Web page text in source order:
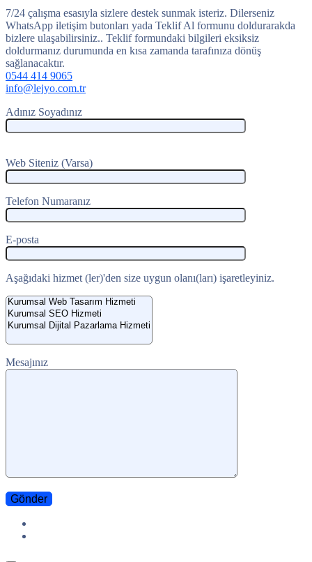
7/24 çalışma esasıyla sizlere destek sunmak isteriz. Dilerseniz
WhatsApp iletişim butonları yada Teklif Al formunu doldurarakda
bizlere ulaşabilirsiniz.. Teklif formundaki bilgileri eksiksiz
doldurmanız durumunda en kısa zamanda tarafınıza dönüş
sağlanacaktır.
0544 414 9065
info@lejyo.com.tr
Adınız Soyadınız
Web Siteniz (Varsa)
Telefon Numaranız
E-posta
Aşağıdaki hizmet (ler)'den size uygun olanı(ları) işaretleyiniz.
Mesajınız